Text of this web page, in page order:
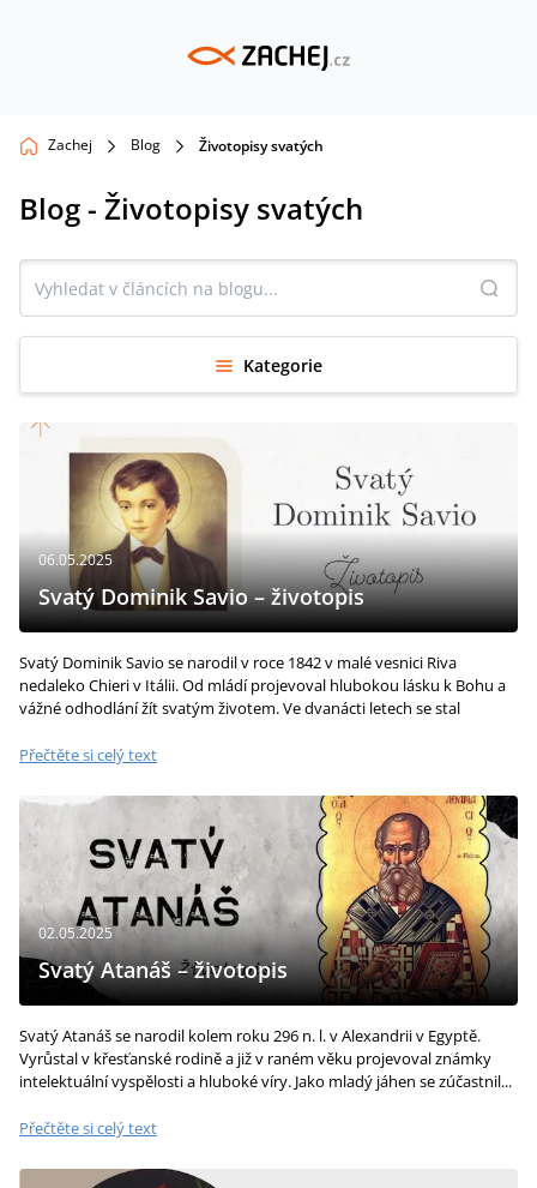
Zachej Blog Životopisy svatých
Blog - Životopisy svatých
Kategorie
06.05.2025
Svatý Dominik Savio – životopis
Svatý Dominik Savio se narodil v roce 1842 v malé vesnici Riva
nedaleko Chieri v Itálii. Od mládí projevoval hlubokou lásku k Bohu a
vážné odhodlání žít svatým životem. Ve dvanácti letech se stal
Přečtěte si celý text
02.05.2025
Svatý Atanáš – životopis
Svatý Atanáš se narodil kolem roku 296 n. l. v Alexandrii v Egyptě.
Vyrůstal v křesťanské rodině a již v raném věku projevoval známky
intelektuální vyspělosti a hluboké víry. Jako mladý jáhen se zúčastnil...
Přečtěte si celý text